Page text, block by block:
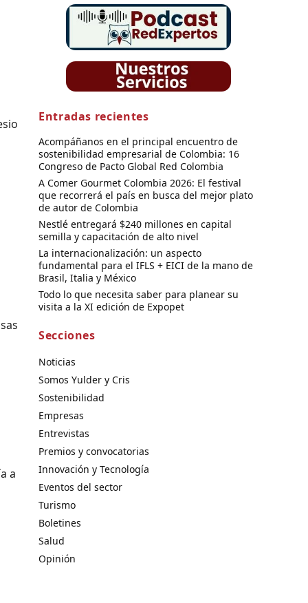
a
Entradas recientes
Acompáñanos en el principal encuentro de
sostenibilidad empresarial de Colombia: 16
Congreso de Pacto Global Red Colombia
A Comer Gourmet Colombia 2026: El festival
que recorrerá el país en busca del mejor plato
de autor de Colombia
Nestlé entregará $240 millones en capital
semilla y capacitación de alto nivel
La internacionalización: un aspecto
fundamental para el IFLS + EICI de la mano de
Brasil, Italia y México
Todo lo que necesita saber para planear su
visita a la XI edición de Expopet
Secciones
Noticias
Somos Yulder y Cris
Sostenibilidad
Empresas
Entrevistas
Premios y convocatorias
Innovación y Tecnología
Eventos del sector
Turismo
Boletines
Salud
Opinión